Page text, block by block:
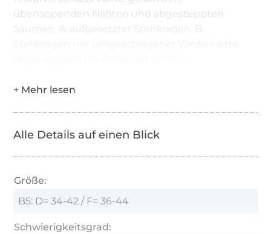
überlappenden Nähten und abgesteppten
Säumen. A: aufgesetzter Stehkragen. B:
Alle Details auf einen Blick
Größe:
B5: D= 34-42 / F= 36-44
Schwierigkeitsgrad: